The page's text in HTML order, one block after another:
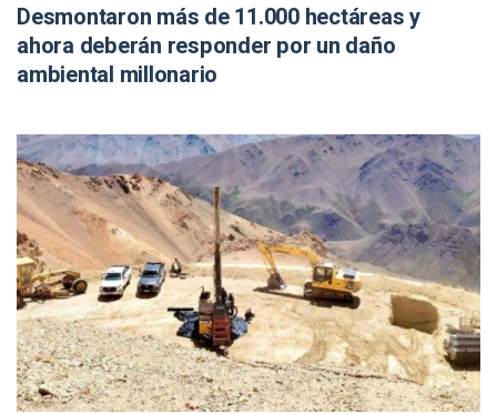
Desmontaron más de 11.000 hectáreas y
ahora deberán responder por un daño
ambiental millonario